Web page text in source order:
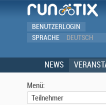
BENUTZERLOGIN
SPRACHE
NEWS
Menü: